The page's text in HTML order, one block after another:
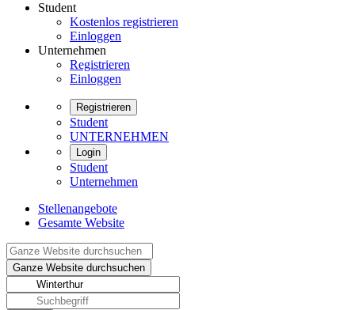
Student
Kostenlos registrieren
Einloggen
Unternehmen
Registrieren
Einloggen
Registrieren
Student
UNTERNEHMEN
Login
Student
Unternehmen
Stellenangebote
Gesamte Website